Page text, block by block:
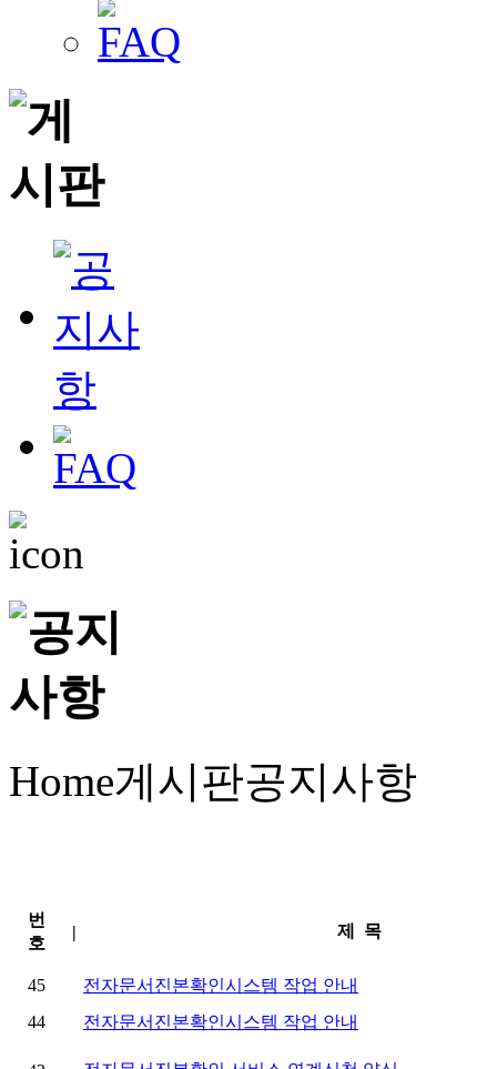
Home게시판공지사항